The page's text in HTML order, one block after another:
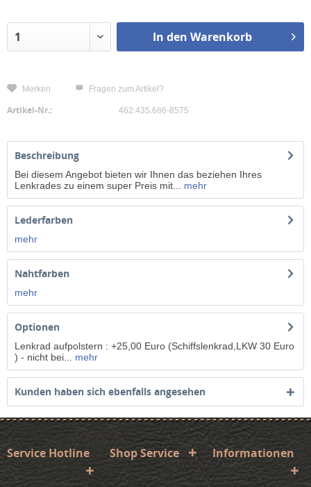
In den Warenkorb
Fragen zum Artikel?
Merken
Artikel-Nr.: 462.435.686-8575
Beschreibung
Bei diesem Angebot bieten wir Ihnen das beziehen Ihres
Lenkrades zu einem super Preis mit...
mehr
Lederfarben
mehr
Nahtfarben
mehr
Optionen
Lenkrad aufpolstern : +25,00 Euro (Schiffslenkrad,LKW 30 Euro
) - nicht bei...
mehr
Kunden haben sich ebenfalls angesehen
Service Hotline Shop Service Informationen